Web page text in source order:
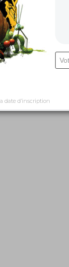
date d’inscription